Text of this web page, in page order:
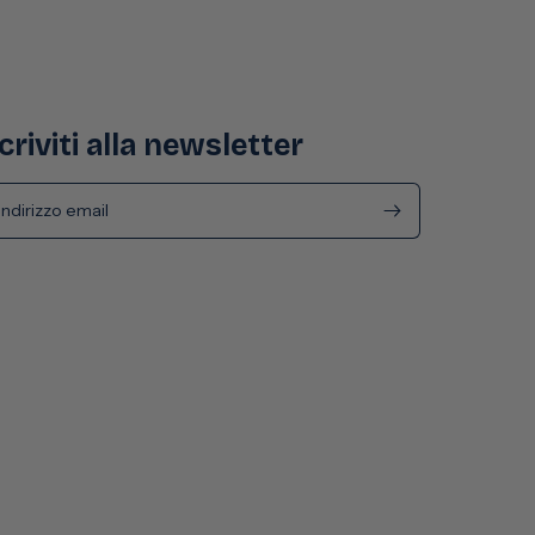
alla newsletter
email